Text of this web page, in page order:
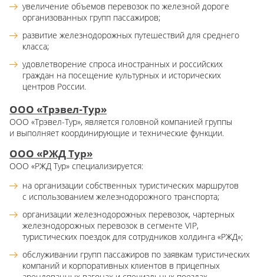
увеличение объемов перевозок по железной дороге
организованных групп пассажиров;
развитие железнодорожных путешествий для среднего
класса;
удовлетворение спроса иностранных и российских
граждан на посещение культурных и исторических
центров России.
ООО «Трэвел-Тур»
ООО «Трэвел-Тур», является головной компанией группы
и выполняет координирующие и технические функции.
ООО «РЖД Тур»
ООО «РЖД Тур» специализируется:
на организации собственных туристических маршрутов
с использованием железнодорожного транспорта;
организации железнодорожных перевозок, чартерных
железнодорожных перевозок в сегменте VIP,
туристических поездок для сотрудников холдинга «РЖД»;
обслуживании групп пассажиров по заявкам туристических
компаний и корпоративных клиентов в прицепных